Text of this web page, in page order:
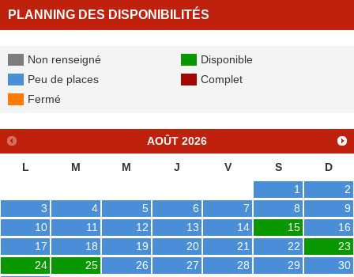
PLANNING DES DISPONIBILITÉS
Non renseigné
Disponible
Peu de places
Complet
Fermé
AOÛT 2026
L M M J V S
D
1
2
3
4 5 6 7 8
9
10
11 12 13 14 15
16
17
18 19 20 21 22
23
24
25 26 27 28 29
30